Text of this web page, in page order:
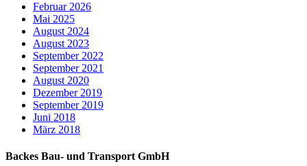
Februar 2026
Mai 2025
August 2024
August 2023
September 2022
September 2021
August 2020
Dezember 2019
September 2019
Juni 2018
März 2018
Backes Bau- und Transport GmbH